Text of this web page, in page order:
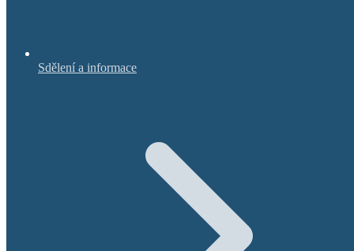
Sdělení a informace